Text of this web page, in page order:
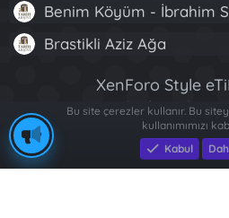
Benim Köyüm - İbrahim
Brastikli Aziz Ağa
XenForo Style
Community platform by
XenForo
[XGT] Forum statistics
Eksen Bilgisayar Eksen Bilgisayar
Fragmanları
Bu site çerezler kullanır. Bu
kullanımımızı
Kabul